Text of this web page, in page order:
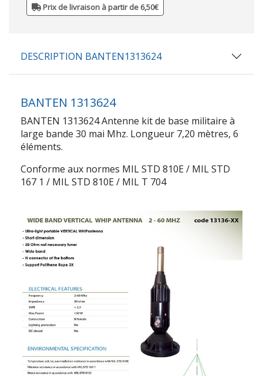
Prix de livraison à partir de 6,50€
DESCRIPTION BANTEN1313624
BANTEN 1313624
BANTEN 1313624 Antenne kit de base militaire à
large bande 30 mai Mhz. Longueur 7,20 mètres, 6
éléments.
Conforme aux normes MIL STD 810E / MIL STD
167 1 / MIL STD 810E / MIL T 704